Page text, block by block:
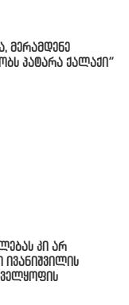
მერამდენე
პატარა ქალაქი”
კი არ